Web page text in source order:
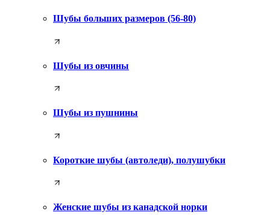
Шубы больших размеров (56-80)
Шубы из овчины
Шубы из пушнины
Короткие шубы (автоледи), полушубки
Женские шубы из канадской норки